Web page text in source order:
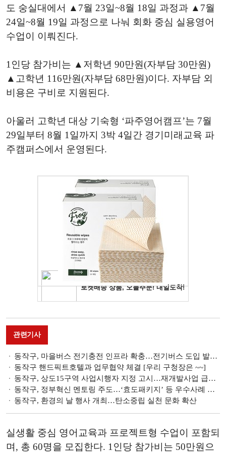
도 숭실대에서 ▲7월 23일~8월 18일 과정과 ▲7월
24일~8월 19일 과정으로 나눠 회화 중심 실용영어
수업이 이뤄진다.
1인당 참가비는 ▲저학년 90만원(자부담 30만원)
▲고학년 116만원(자부담 68만원)이다. 자부담 외
비용은 구비로 지원된다.
아울러 고학년 대상 기숙형 ‘파주영어캠프’는 7월
29일부터 8월 1일까지 3박 4일간 경기미래교육 파
주캠퍼스에서 운영된다.
관련기사
동작구, 마을버스 전기충전 인프라 확충…전기버스 도입 발판 마련
동작구 핸드픽트호텔과 업무협약 체결 [우리 구청장은 ~~]
동작구, 상도15구역 사업시행자 지정 고시…재개발사업 급물살
동작구, 정부혁신 멘토링 주도…‘효도패키지’ 등 우수사례 전파
동작구, 환경의 날 행사 개최…탄소중립 실천 문화 확산
실생활 중심 영어교육과 프로젝트형 수업이 포함되
며, 총 60명을 모집한다. 1인당 참가비는 50만원으